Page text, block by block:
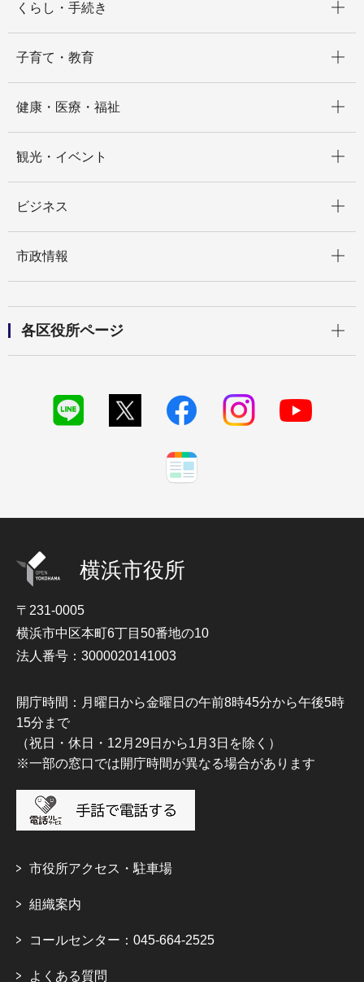
くらし・手続き
子育て・教育
健康・医療・福祉
観光・イベント
ビジネス
市政情報
各区役所ページ
横浜市役所
〒231-0005
横浜市中区本町6丁目50番地の10
法人番号：3000020141003
開庁時間：月曜日から金曜日の午前8時45分から午後5時
15分まで
（祝日・休日・12月29日から1月3日を除く）
※一部の窓口では開庁時間が異なる場合があります
市役所アクセス・駐車場
組織案内
コールセンター：045-664-2525
よくある質問